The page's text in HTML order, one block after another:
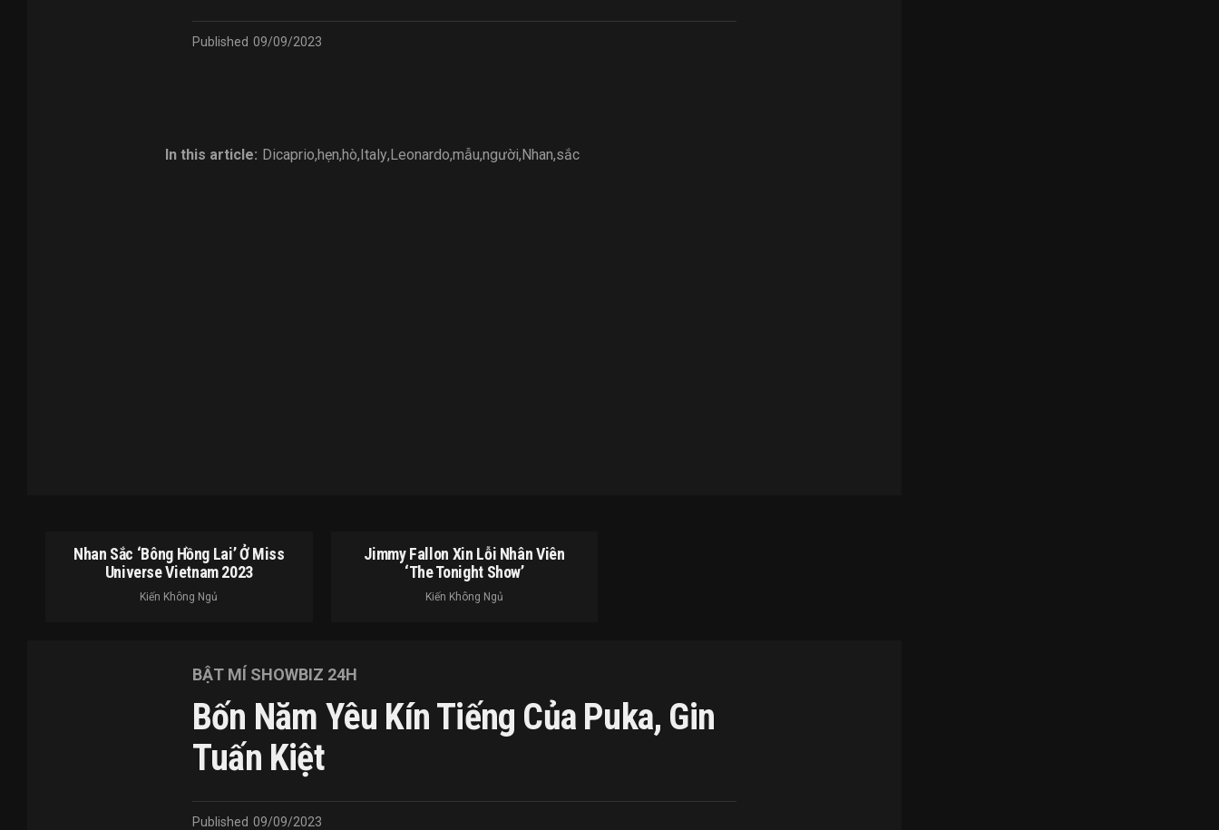
Published 09/09/2023
In this article: Dicaprio,hẹn,hò,Italy,Leonardo,mẫu,người,Nhan,sắc
Nhan Sắc ‘bông Hồng Lai’ Ở Miss
Universe Vietnam 2023
Kiến Không Ngủ
Jimmy Fallon Xin Lỗi Nhân Viên
‘The Tonight Show’
Kiến Không Ngủ
BẬT MÍ SHOWBIZ 24H
Bốn Năm Yêu Kín Tiếng Của Puka, Gin
Tuấn Kiệt
Published 09/09/2023